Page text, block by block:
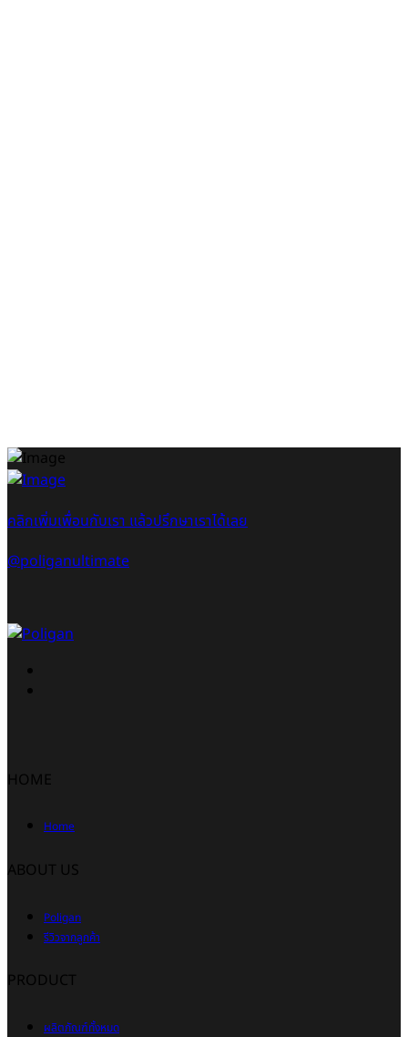
คลิกเพิ่มเพื่อนกับเรา แล้วปรึกษาเราได้เลย
@poliganultimate
HOME
Home
ABOUT US
Poligan
รีวิวจากลูกค้า
PRODUCT
ผลิตภัณฑ์ทั้งหมด